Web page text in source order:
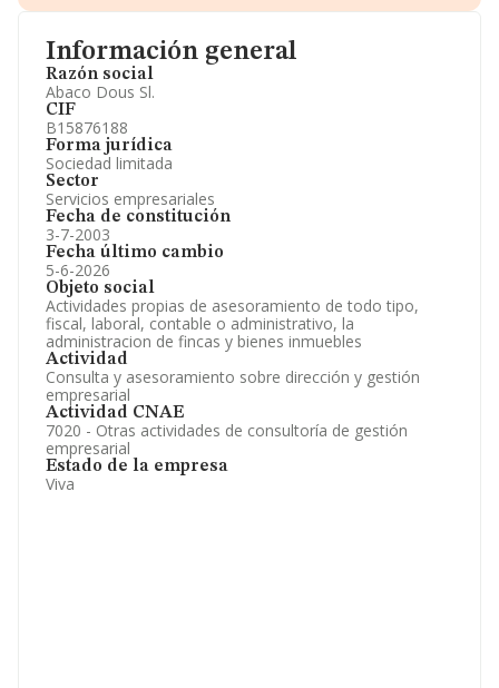
Información general
Razón social
Abaco Dous Sl.
CIF
B15876188
Forma jurídica
Sociedad limitada
Sector
Servicios empresariales
Fecha de constitución
3-7-2003
Fecha último cambio
5-6-2026
Objeto social
Actividades propias de asesoramiento de todo tipo,
fiscal, laboral, contable o administrativo, la
administracion de fincas y bienes inmuebles
Actividad
Consulta y asesoramiento sobre dirección y gestión
empresarial
Actividad CNAE
7020 - Otras actividades de consultoría de gestión
empresarial
Estado de la empresa
Viva
Información oficial y registral complementaria.